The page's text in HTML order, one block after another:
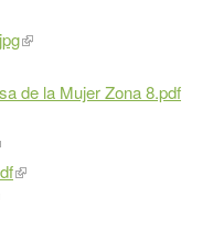
de la Mujer Zona 8.pdf